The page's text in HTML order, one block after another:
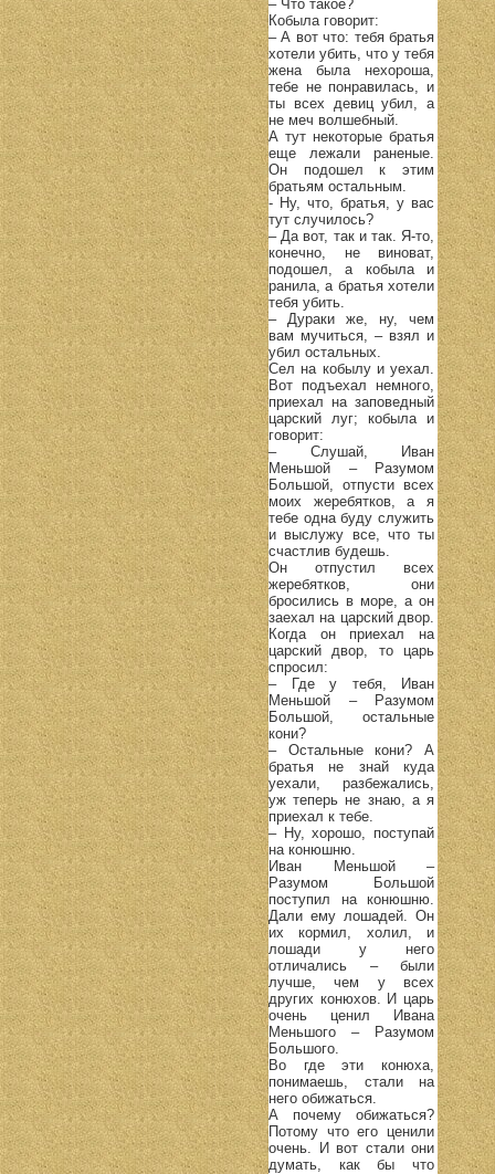
– Что такое?
Кобыла говорит:
– А вот что: тебя братья
хотели убить, что у тебя
жена была нехороша,
тебе не понравилась, и
ты всех девиц убил, а
не меч волшебный.
А тут некоторые братья
еще лежали раненые.
Он подошел к этим
братьям остальным.
- Ну, что, братья, у вас
тут случилось?
– Да вот, так и так. Я-то,
конечно, не виноват,
подошел, а кобыла и
ранила, а братья хотели
тебя убить.
– Дураки же, ну, чем
вам мучиться, – взял и
убил остальных.
Сел на кобылу и уехал.
Вот подъехал немного,
приехал на заповедный
царский луг; кобыла и
говорит:
– Слушай, Иван
Меньшой – Разумом
Большой, отпусти всех
моих жеребятков, а я
тебе одна буду служить
и выслужу все, что ты
счастлив будешь.
Он отпустил всех
жеребятков, они
бросились в море, а он
заехал на царский двор.
Когда он приехал на
царский двор, то царь
спросил:
– Где у тебя, Иван
Меньшой – Разумом
Большой, остальные
кони?
– Остальные кони? А
братья не знай куда
уехали, разбежались,
уж теперь не знаю, а я
приехал к тебе.
– Ну, хорошо, поступай
на конюшню.
Иван Меньшой –
Разумом Большой
поступил на конюшню.
Дали ему лошадей. Он
их кормил, холил, и
лошади у него
отличались – были
лучше, чем у всех
других конюхов. И царь
очень ценил Ивана
Меньшого – Разумом
Большого.
Во где эти конюха,
понимаешь, стали на
него обижаться.
А почему обижаться?
Потому что его ценили
очень. И вот стали они
думать, как бы что